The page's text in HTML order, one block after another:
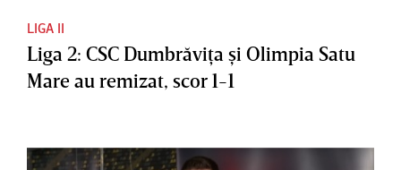
LIGA II
Liga 2: CSC Dumbrăviţa şi Olimpia Satu
Mare au remizat, scor 1-1